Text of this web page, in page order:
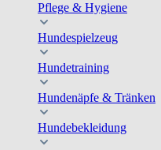
Pflege & Hygiene
Hundespielzeug
Hundetraining
Hundenäpfe & Tränken
Hundebekleidung